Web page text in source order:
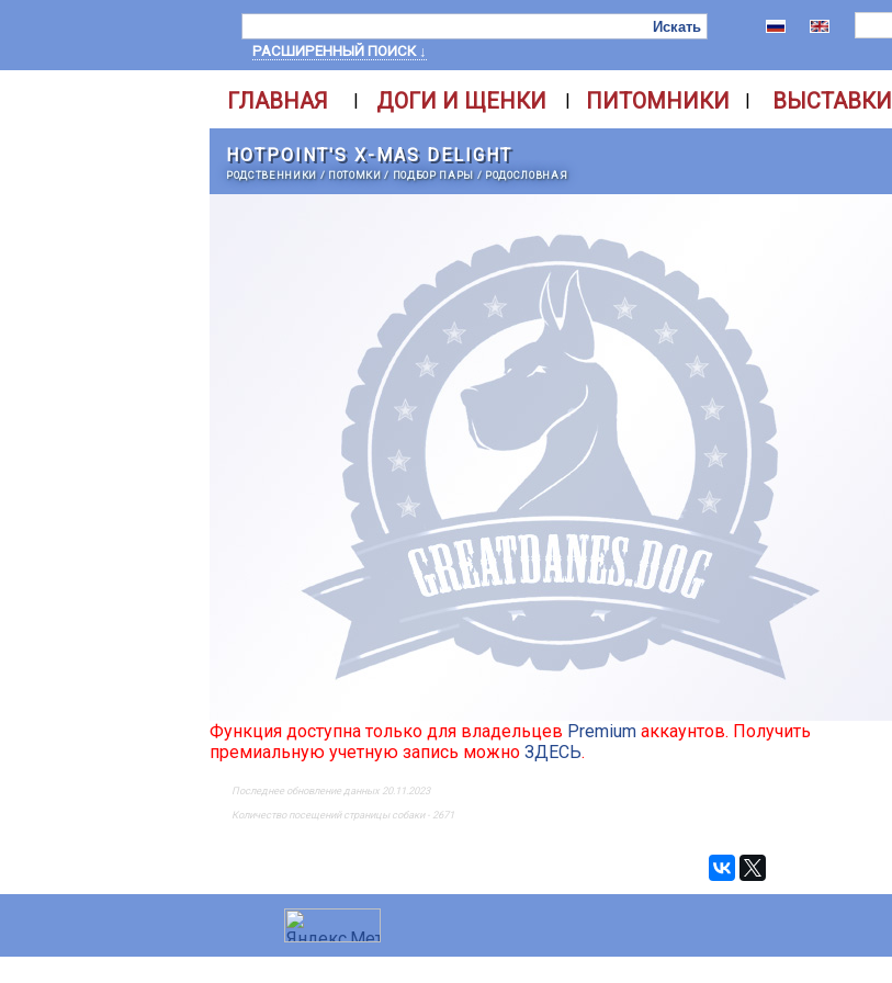
РАСШИРЕННЫЙ ПОИСК ↓
ГЛАВНАЯ | ДОГИ И ЩЕНКИ | ПИТОМНИКИ | ВЫСТАВКИ
HOTPOINT'S X-MAS DELIGHT
РОДСТВЕННИКИ / ПОТОМКИ/ ПОДБОР ПАРЫ / РОДОСЛОВНАЯ
Функция доступна только для владельцев Premium аккаунтов. Получить
премиальную учетную запись можно ЗДЕСЬ.
Последнее обновление данных 20.11.2023
Количество посещений страницы собаки - 2671